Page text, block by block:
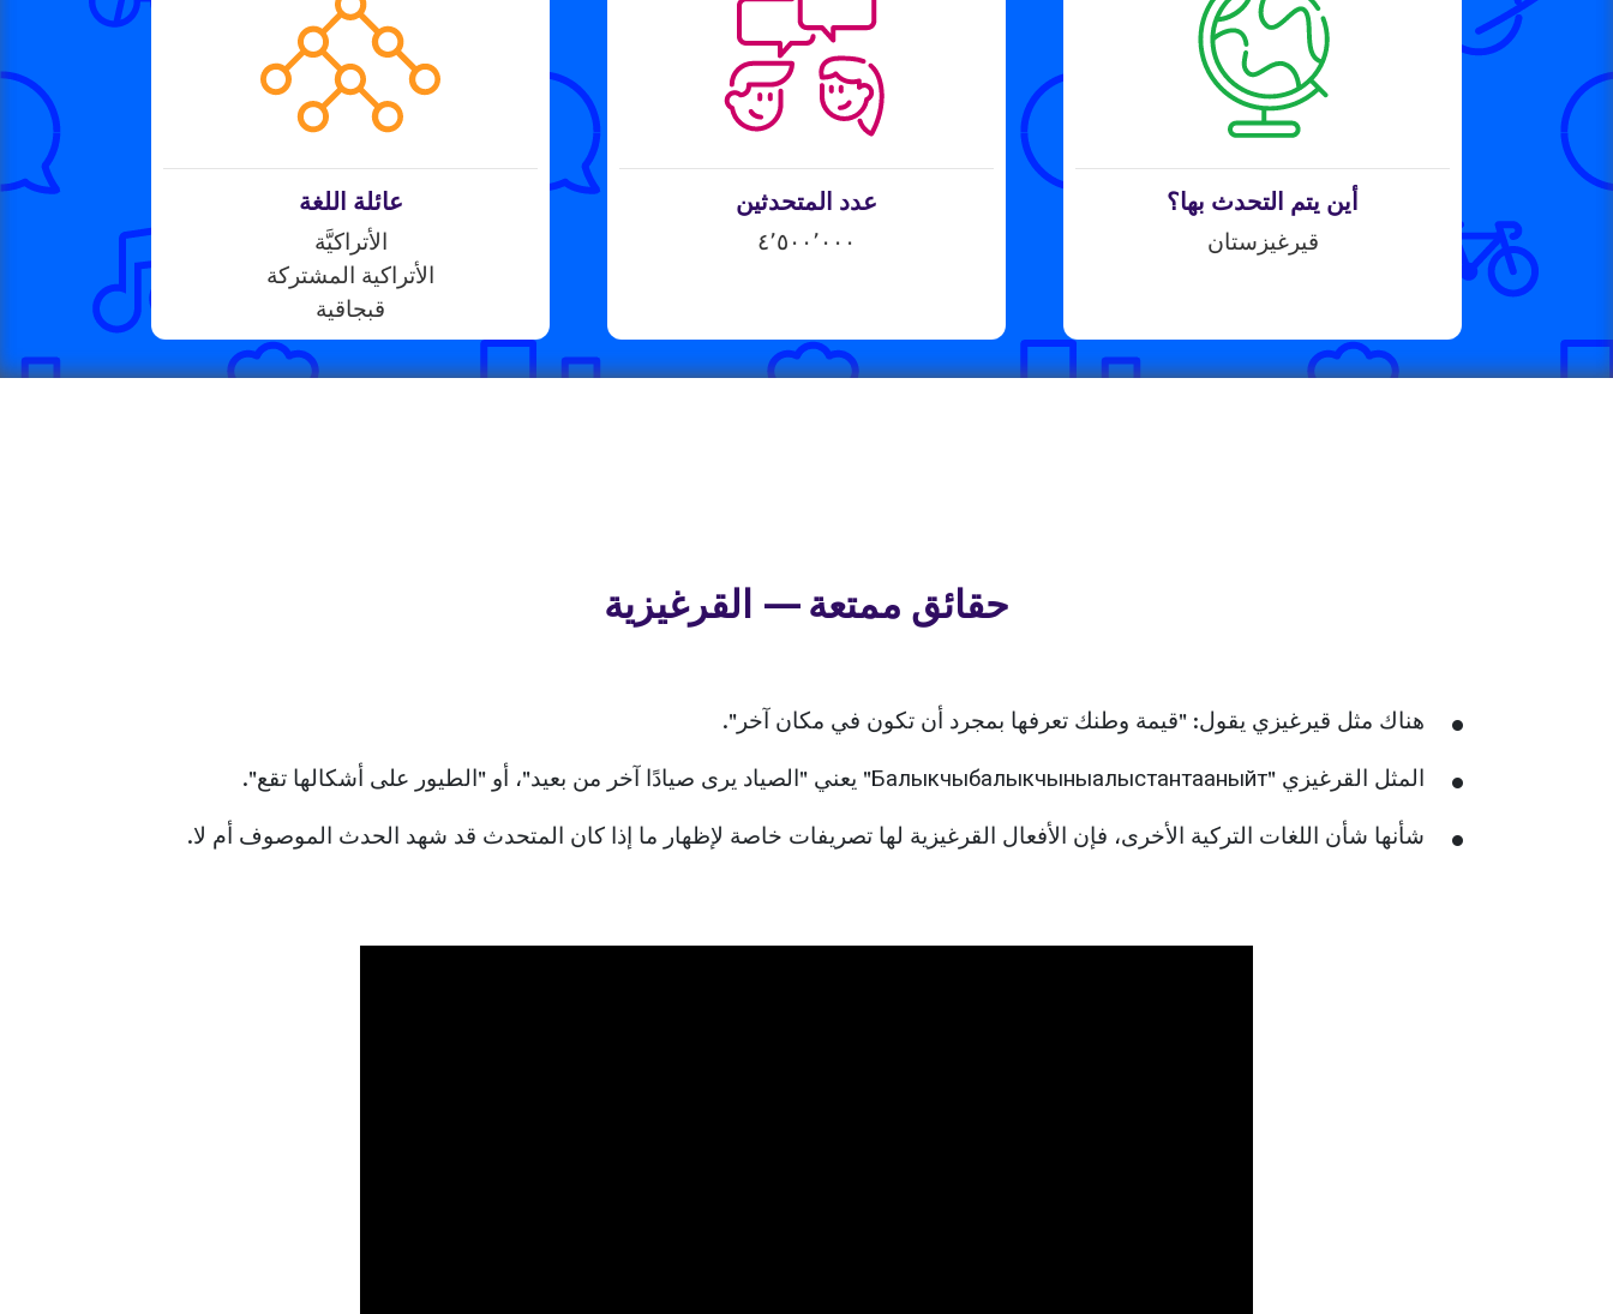
أين يتم التحدث بها؟
قيرغيزستان
عدد المتحدثين
٤٬٥٠٠٬٠٠٠
عائلة اللغة
الأتراكيَّة
الأتراكية المشتركة
قبجاقية
حقائق ممتعة — القرغيزية
هناك مثل قيرغيزي يقول: "قيمة وطنك تعرفها بمجرد أن تكون في مكان آخر".
المثل القرغيزي "Балыкчыбалыкчыныалыстантааныйт" يعني "الصياد يرى صيادًا آخر من بعيد"، أو "الطيور على أشكالها تقع".
شأنها شأن اللغات التركية الأخرى، فإن الأفعال القرغيزية لها تصريفات خاصة لإظهار ما إذا كان المتحدث قد شهد الحدث الموصوف أم لا.